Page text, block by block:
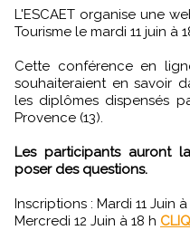
L'ESCAET organise une webconférence sur les Métiers du
Tourisme le mardi 11 juin à
Cette conférence en
souhaiteraient en savoir
les diplômes dispensés
Provence (13).
Les participants auront
poser des questions.
Inscriptions : Mardi 11 Juin à
Mercredi 12 Juin à 18 h